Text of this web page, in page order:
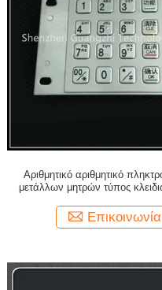
Αριθμητικό αριθμητικό
μετάλλων μητρών τύπος
προσπέλασης
Επικοινωνία